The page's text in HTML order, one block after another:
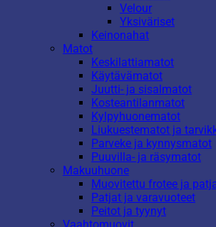
Velour
Yksiväriset
Keinonahat
Matot
Keskilattiamatot
Käytävämatot
Juutti- ja sisalmatot
Kosteantilanmatot
Kylpyhuonematot
Liukuestematot ja
Parveke ja kynnysmatot
Puuvilla- ja räsymatot
Makuuhuone
Muovitettu frotee ja
Patjat ja varavuoteet
Peitot ja tyynyt